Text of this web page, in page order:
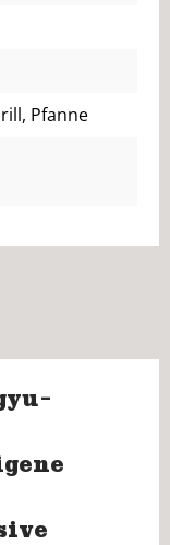
Pfanne